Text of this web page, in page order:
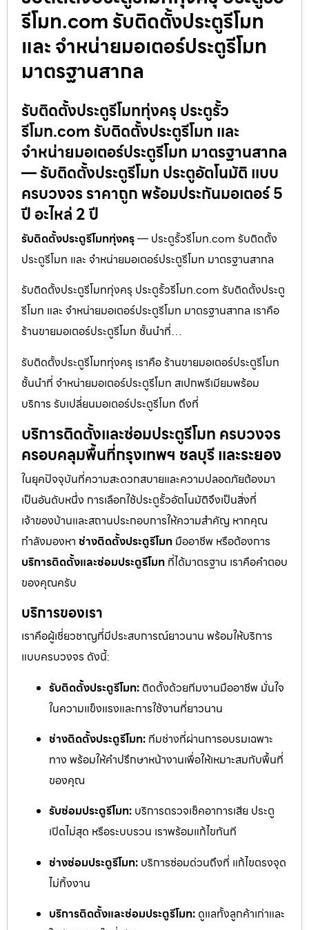
รีโมท.com รับติดตั้งประตูรีโมท
และ จำหน่ายมอเตอร์ประตูรีโมท
มาตรฐานสากล
รับติดตั้งประตูรีโมททุ่งครุ ประตูรั้ว
รีโมท.com รับติดตั้งประตูรีโมท และ
จำหน่ายมอเตอร์ประตูรีโมท มาตรฐานสากล
— รับติดตั้งประตูรีโมท ประตูอัตโนมัติ แบบ
ครบวงจร ราคาถูก พร้อมประกันมอเตอร์ 5
ปี อะไหล่ 2 ปี
รับติดตั้งประตูรีโมททุ่งครุ— ประตูรั้วรีโมท.com รับติดตั้ง
ประตูรีโมท และ จำหน่ายมอเตอร์ประตูรีโมท มาตรฐานสากล
รับติดตั้งประตูรีโมททุ่งครุ ประตูรั้วรีโมท.com รับติดตั้งประตู
รีโมท และ จำหน่ายมอเตอร์ประตูรีโมท มาตรฐานสากล เราคือ
ร้านขายมอเตอร์ประตูรีโมท ชั้นนำที่…
รับติดตั้งประตูรีโมททุ่งครุ เราคือ ร้านขายมอเตอร์ประตูรีโมท
ชั้นนำที่ จำหน่ายมอเตอร์ประตูรีโมท สเปกพรีเมียมพร้อม
บริการ รับเปลี่ยนมอเตอร์ประตูรีโมท ถึงที่
บริการติดตั้งและซ่อมประตูรีโมท ครบวงจร
ครอบคลุมพื้นที่กรุงเทพฯ ชลบุรี และระยอง
ในยุคปัจจุบันที่ความสะดวกสบายและความปลอดภัยต้องมา
เป็นอันดับหนึ่ง การเลือกใช้ประตูรั้วอัตโนมัติจึงเป็นสิ่งที่
เจ้าของบ้านและสถานประกอบการให้ความสำคัญ หากคุณ
กำลังมองหา ช่างติดตั้งประตูรีโมท มืออาชีพ หรือต้องการ
บริการติดตั้งและซ่อมประตูรีโมท ที่ได้มาตรฐาน เราคือคำตอบ
ของคุณครับ
บริการของเรา
เราคือผู้เชี่ยวชาญที่มีประสบการณ์ยาวนาน พร้อมให้บริการ
แบบครบวงจร ดังนี้:
รับติดตั้งประตูรีโมท: ติดตั้งด้วยทีมงานมืออาชีพ มั่นใจ
ในความแข็งแรงและการใช้งานที่ยาวนาน
ช่างติดตั้งประตูรีโมท: ทีมช่างที่ผ่านการอบรมเฉพาะ
ทาง พร้อมให้คำปรึกษาหน้างานเพื่อให้เหมาะสมกับพื้นที่
ของคุณ
รับซ่อมประตูรีโมท: บริการตรวจเช็คอาการเสีย ประตู
เปิดไม่สุด หรือระบบรวน เราพร้อมแก้ไขทันที
ช่างซ่อมประตูรีโมท: บริการซ่อมด่วนถึงที่ แก้ไขตรงจุด
ไม่ทิ้งงาน
บริการติดตั้งและซ่อมประตูรีโมท: ดูแลทั้งลูกค้าเก่าและ